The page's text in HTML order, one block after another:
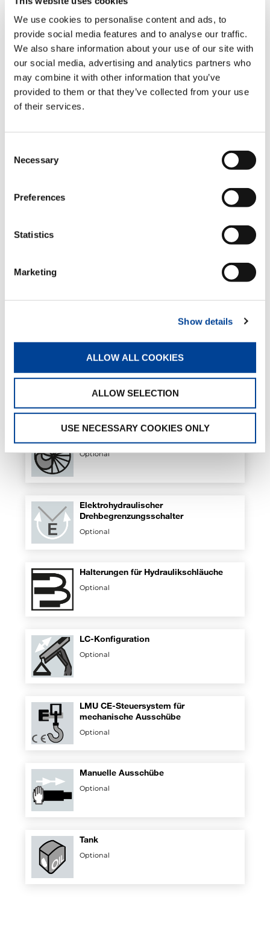
We use cookies to personalise content and ads, to
provide social media features and to analyse our traffic.
We also share information about your use of our site with
our social media, advertising and analytics partners who
may combine it with other information that you’ve
provided to them or that they’ve collected from your use
of their services.
Selection
Necessary
Preferences
Statistics
Marketing
Show details
ALLOW ALL COOKIES
ALLOW SELECTION
USE NECESSARY COOKIES ONLY
Manuelle klappbare Abstützungen
Standard
Manuelle teleskopierbare
Standard
Sequenzielle Ausschubsteuerung des
Alarmsensor 4 m t
Optional
Elektrohydraulischer
Drehbegrenzungsschalter
Optional
Halterungen für Hydraulikschläuche
Optional
LC-Konfiguration
Optional
LMU CE-Steuersystem für
mechanische Ausschübe
Optional
Manuelle Ausschübe
Optional
Tank
Optional